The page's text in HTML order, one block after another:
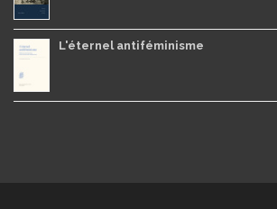
L'éternel antiféminisme